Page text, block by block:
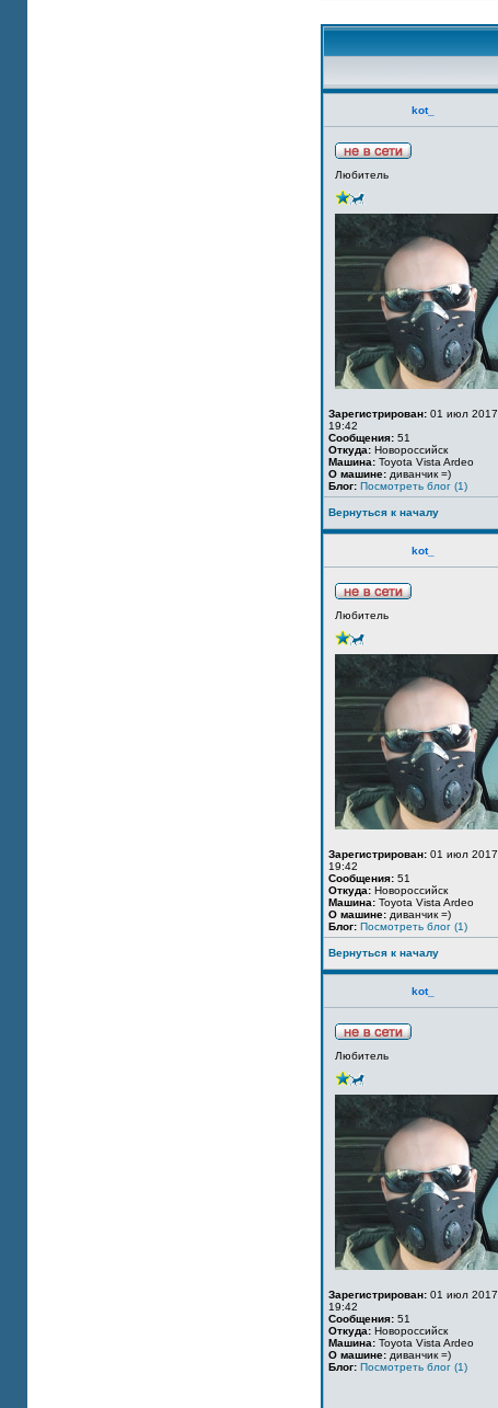
kot_
Любитель
Зарегистрирован: 01 июл 2017,
19:42
Сообщения: 51
Откуда: Новороссийск
Машина: Toyota Vista Ardeo
О машине: диванчик =)
Блог: Посмотреть блог (1)
Вернуться к началу
kot_
Любитель
Зарегистрирован: 01 июл 2017,
19:42
Сообщения: 51
Откуда: Новороссийск
Машина: Toyota Vista Ardeo
О машине: диванчик =)
Блог: Посмотреть блог (1)
Вернуться к началу
kot_
Любитель
Зарегистрирован: 01 июл 2017,
19:42
Сообщения: 51
Откуда: Новороссийск
Машина: Toyota Vista Ardeo
О машине: диванчик =)
Блог: Посмотреть блог (1)